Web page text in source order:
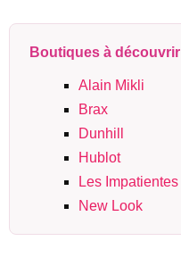
Boutiques à découvrir
Alain Mikli
Brax
Dunhill
Hublot
Les Impatientes
New Look